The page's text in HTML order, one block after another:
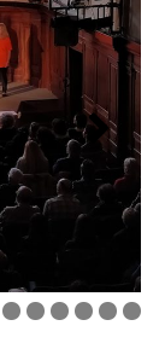
3 4 5 6 7 8